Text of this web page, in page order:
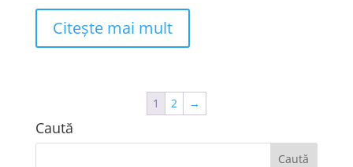
Citește mai mult
1 2 →
Caută